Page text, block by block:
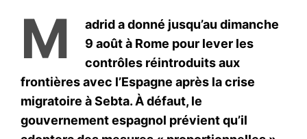
un nouveau souffle au rail
marocain : LGV, trains high-
tech et écosystème industriel
In "Nation"
l’inauguration du CHU
Mohammed VI
3 November 2025
In "Famille Royale"